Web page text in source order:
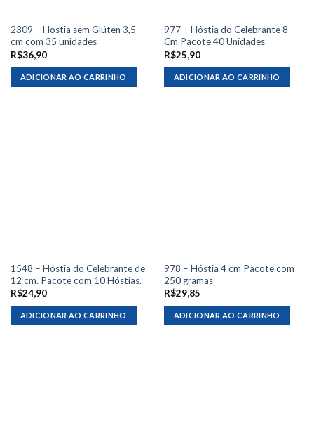
2309 – Hostia sem Glúten 3,5
cm com 35 unidades
R$36,90
ADICIONAR AO CARRINHO
977 – Hóstia do Celebrante 8
Cm Pacote 40 Unidades
R$25,90
ADICIONAR AO CARRINHO
1548 – Hóstia do Celebrante de
12 cm. Pacote com 10 Hóstias.
R$24,90
ADICIONAR AO CARRINHO
978 – Hóstia 4 cm Pacote com
250 gramas
R$29,85
ADICIONAR AO CARRINHO